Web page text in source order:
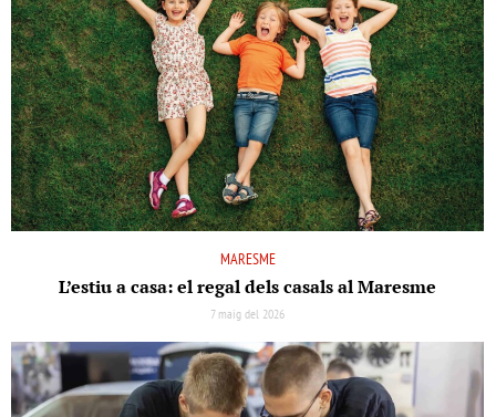
MARESME
L’estiu a casa: el regal dels casals al Maresme
7 maig del 2026